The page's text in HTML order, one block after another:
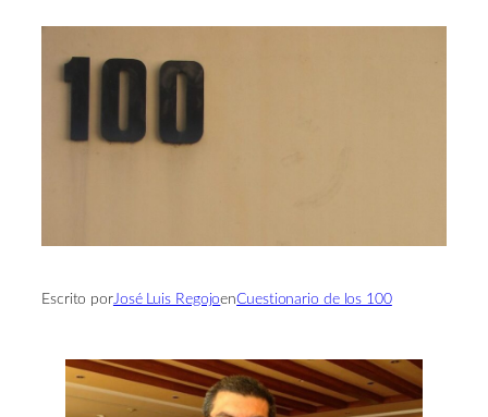
Escrito porJosé Luis RegojoenCuestionario de los 100